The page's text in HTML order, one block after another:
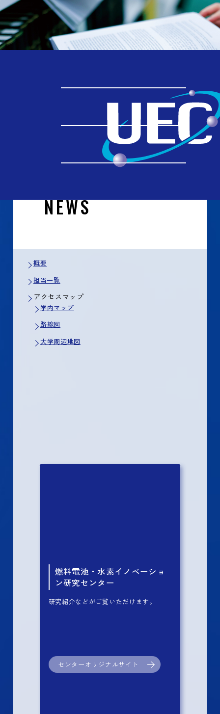
燃料電池・水素イノベーション研究センター
燃料電池・水素イノベーション研
究センター
NEWS
概要
担当一覧
アクセスマップ
学内マップ
路線図
大学周辺地図
燃料電池・水素イノベーショ
ン研究センター
研究紹介などがご覧いただけます。
センターオリジナルサイト